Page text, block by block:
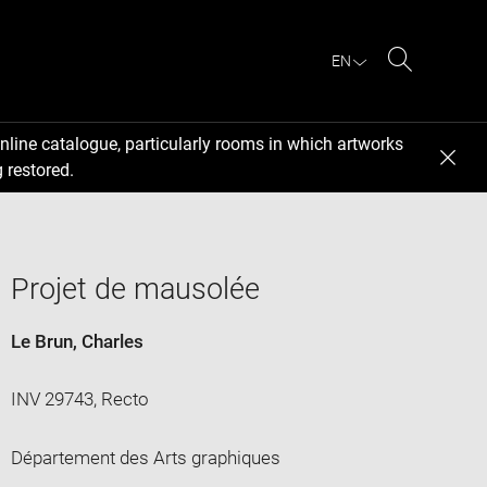
EN
catalogue, particularly rooms in which artworks
restored.
Projet de mausolée
Le Brun, Charles
INV 29743, Recto
Département des Arts graphiques